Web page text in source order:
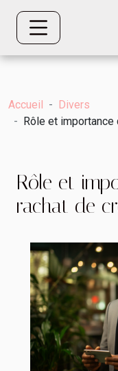
Accueil
Divers
Rôle et
Rôle et
rachat de